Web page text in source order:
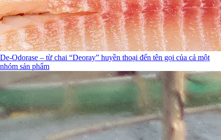
De-Odorase – từ chai “Deoray” huyền thoại đến tên gọi của cả một
nhóm sản phẩm